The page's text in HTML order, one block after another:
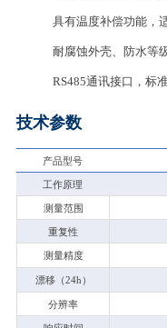
具有温度补偿功能，
耐腐蚀外壳、防水等
RS485通讯接口，标
技术参数
产品型号
工作原理
测量范围
重复性
测量精度
漂移（24h）
分辨率